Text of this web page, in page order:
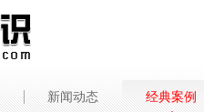
新闻动态 经典案例